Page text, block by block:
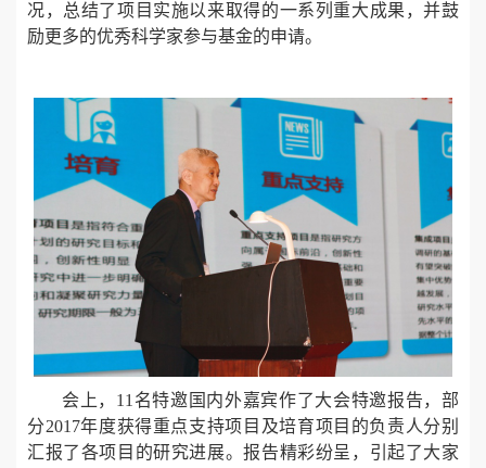
况，总结了项目实施以来取得的一系列重大成果，并鼓
励更多的优秀科学家参与基金的申请。
会上，11名特邀国内外嘉宾作了大会特邀报告，部
分2017年度获得重点支持项目及培育项目的负责人分别
汇报了各项目的研究进展。报告精彩纷呈，引起了大家